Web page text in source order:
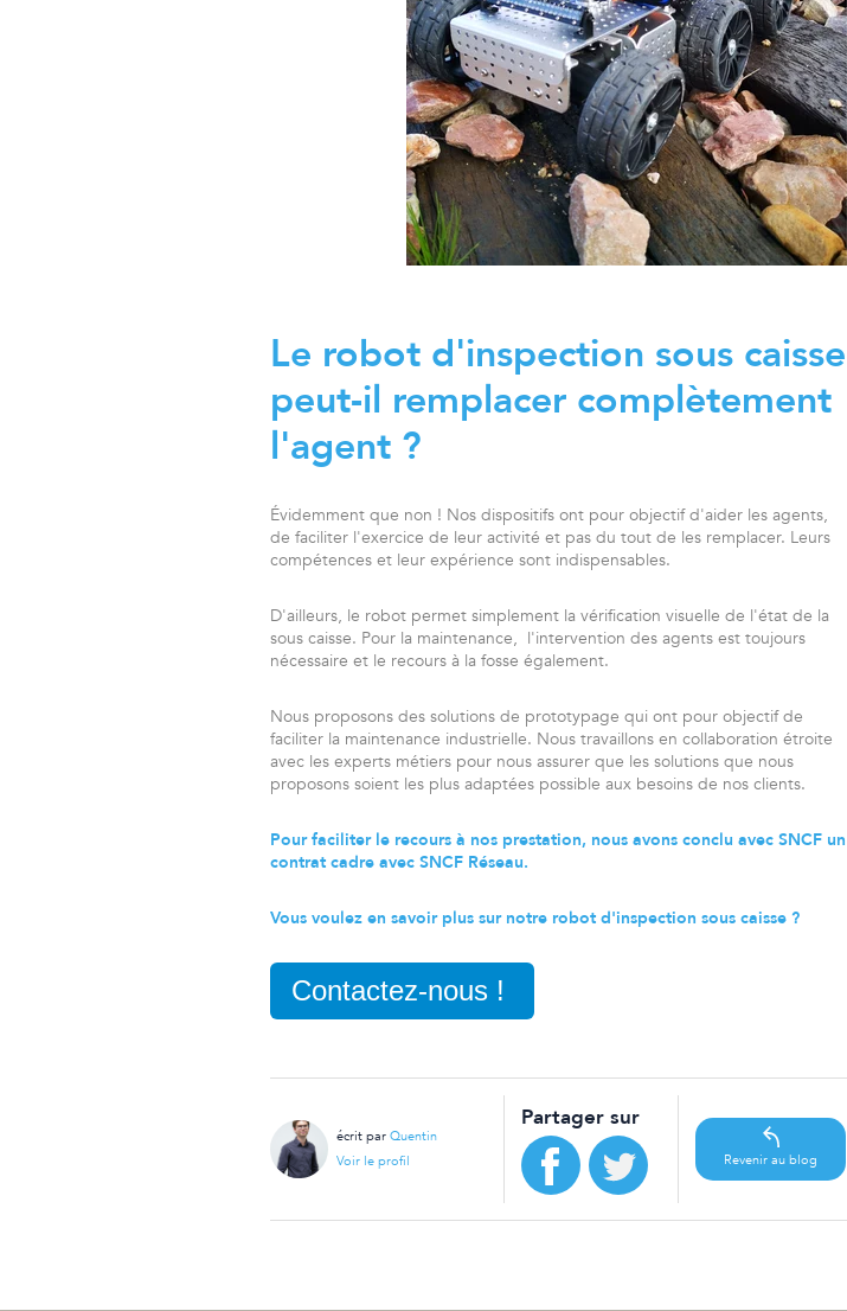
Le robot d'inspection sous caisse
peut-il remplacer complètement
l'agent ?
Évidemment que non ! Nos dispositifs ont pour objectif d'aider les agents,
de faciliter l'exercice de leur activité et pas du tout de les remplacer. Leurs
compétences et leur expérience sont indispensables.
D'ailleurs, le robot permet simplement la vérification visuelle de l'état de la
sous caisse. Pour la maintenance, l'intervention des agents est toujours
nécessaire et le recours à la fosse également.
Nous proposons des solutions de prototypage qui ont pour objectif de
faciliter la maintenance industrielle. Nous travaillons en collaboration étroite
avec les experts métiers pour nous assurer que les solutions que nous
proposons soient les plus adaptées possible aux besoins de nos clients.
Pour faciliter le recours à nos prestation, nous avons conclu avec SNCF un
contrat cadre avec SNCF Réseau.
Vous voulez en savoir plus sur notre robot d'inspection sous caisse ?
Contactez-nous !
écrit par Quentin
Voir le profil
Partager sur
Revenir au blog